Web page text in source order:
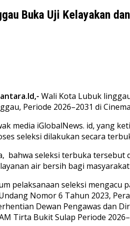
Buka Uji Kelayakan
Wali Kota Lubuk
Periode 2026–2031 di
media iGlobalNews. id, yang
seleksi dilakukan secara
bahwa seleksi terbuka tersebut
air bersih bagi
pelaksanaan seleksi
Nomor 6 Tahun 2023,
Dewan Pengawas dan
Tirta Bukit Sulap Periode